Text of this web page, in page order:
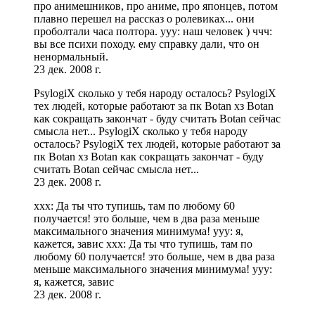
про анимешников, про аниме, про японцев, потом
плавно перешел на рассказ о ролевиках... они
проболтали часа полтора. ууу: наш человек ) ччч:
вы все психи походу. ему справку дали, что он
ненормальный.
23 дек. 2008 г.
PsylogiX сколько у тебя народу осталось? PsylogiX
тех людей, которые работают за пк Botan хз Botan
как сокращать закончат - буду считать Botan сейчас
смысла нет... PsylogiX сколько у тебя народу
осталось? PsylogiX тех людей, которые работают за
пк Botan хз Botan как сокращать закончат - буду
считать Botan сейчас смысла нет...
23 дек. 2008 г.
xxx: Да ты что тупишь, там по любому 60
получается! это больше, чем в два раза меньше
максимального значения минимума! yyy: я,
кажется, завис xxx: Да ты что тупишь, там по
любому 60 получается! это больше, чем в два раза
меньше максимального значения минимума! yyy:
я, кажется, завис
23 дек. 2008 г.